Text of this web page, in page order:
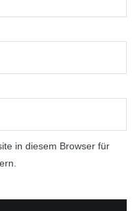
in diesem Browser für